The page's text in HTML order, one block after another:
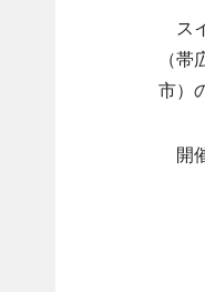
ス
（
市）
開